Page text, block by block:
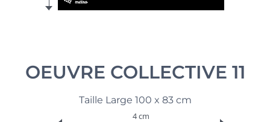
OEUVRE COLLECTIVE 11
Taille Large 100 x 83 cm
4 cm